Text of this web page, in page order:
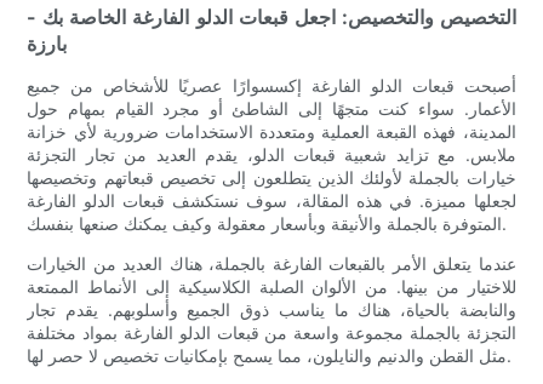
- التخصيص والتخصيص: اجعل قبعات الدلو الفارغة الخاصة بك
بارزة
أصبحت قبعات الدلو الفارغة إكسسوارًا عصريًا للأشخاص من جميع
الأعمار. سواء كنت متجهًا إلى الشاطئ أو مجرد القيام بمهام حول
المدينة، فهذه القبعة العملية ومتعددة الاستخدامات ضرورية لأي خزانة
ملابس. مع تزايد شعبية قبعات الدلو، يقدم العديد من تجار التجزئة
خيارات بالجملة لأولئك الذين يتطلعون إلى تخصيص قبعاتهم وتخصيصها
لجعلها مميزة. في هذه المقالة، سوف نستكشف قبعات الدلو الفارغة
المتوفرة بالجملة والأنيقة وبأسعار معقولة وكيف يمكنك صنعها بنفسك.
عندما يتعلق الأمر بالقبعات الفارغة بالجملة، هناك العديد من الخيارات
للاختيار من بينها. من الألوان الصلبة الكلاسيكية إلى الأنماط الممتعة
والنابضة بالحياة، هناك ما يناسب ذوق الجميع وأسلوبهم. يقدم تجار
التجزئة بالجملة مجموعة واسعة من قبعات الدلو الفارغة بمواد مختلفة
مثل القطن والدنيم والنايلون، مما يسمح بإمكانيات تخصيص لا حصر لها.